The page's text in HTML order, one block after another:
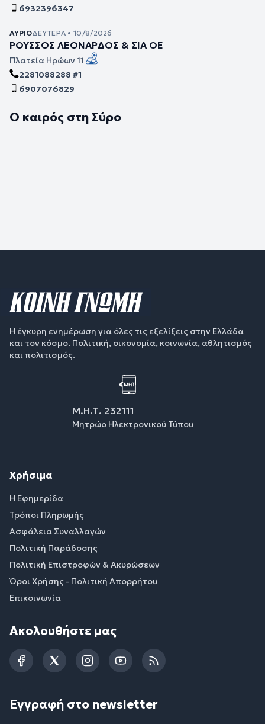
6932396347
ΑΎΡΙΟΔΕΥΤΈΡΑ • 10/8/2026
ΡΟΥΣΣΟΣ ΛΕΟΝΑΡΔΟΣ & ΣΙΑ ΟΕ
Πλατεία Ηρώων 11
2281088288 #1
6907076829
Ο καιρός στη Σύρο
Η έγκυρη ενημέρωση για όλες τις εξελίξεις στην Ελλάδα
και τον κόσμο. Πολιτική, οικονομία, κοινωνία, αθλητισμός
και πολιτισμός.
Μ.Η.Τ. 232111
Μητρώο Ηλεκτρονικού Τύπου
Χρήσιμα
Η Εφημερίδα
Τρόποι Πληρωμής
Ασφάλεια Συναλλαγών
Πολιτική Παράδοσης
Πολιτική Επιστροφών & Ακυρώσεων
Όροι Χρήσης - Πολιτική Απορρήτου
Επικοινωνία
Ακολουθήστε μας
FacebookTwitterInstagramYouTubeRSS
Εγγραφή στο newsletter